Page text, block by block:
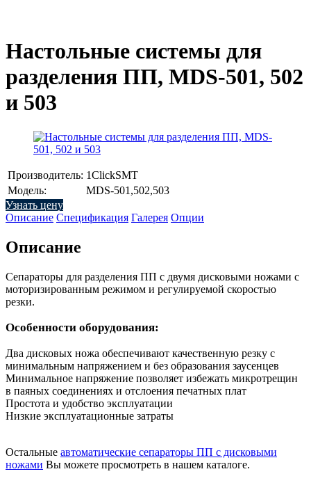
Настольные системы для
разделения ПП, MDS-501, 502
и 503
Производитель: 1ClickSMT
Модель:
MDS-501,502,503
Узнать цену
Описание Спецификация Галерея Опции
Описание
Сепараторы для разделения ПП с двумя дисковыми ножами с
моторизированным режимом и регулируемой скоростью
резки.
Особенности оборудования:
Два дисковых ножа обеспечивают качественную резку с
минимальным напряжением и без образования заусенцев
Минимальное напряжение позволяет избежать микротрещин
в паяных соединениях и отслоения печатных плат
Простота и удобство эксплуатации
Низкие эксплуатационные затраты
Остальные автоматические сепараторы ПП с дисковыми
ножами Вы можете просмотреть в нашем каталоге.